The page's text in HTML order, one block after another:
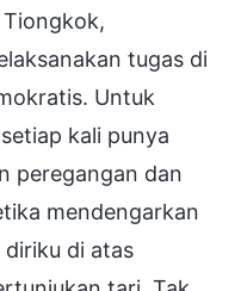
tugas di
Untuk
kali punya
peregangan dan
mendengarkan
diriku di atas